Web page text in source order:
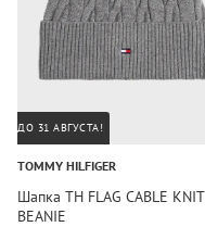
ДО 31 АВГУСТА!
TOMMY HILFIGER
Шапка TH FLAG CABLE KNIT
BEANIE